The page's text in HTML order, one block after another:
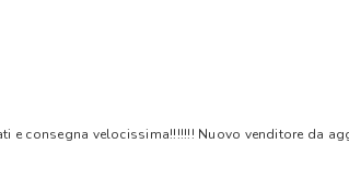
consegna velocissima!!!!!!! Nuovo venditore da